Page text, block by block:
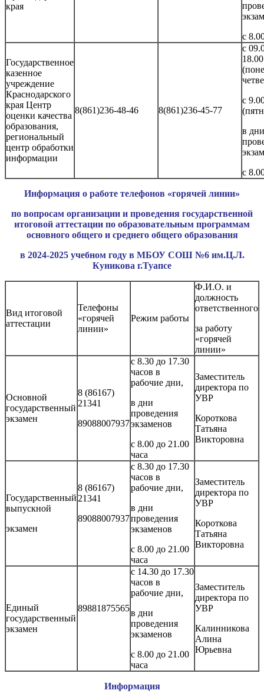
края
с
Государственное
казенное
учреждение
Краснодарского
края Центр
оценки качества
образования,
региональный
центр обработки
информации
8(861)236-48-46 8(861)236-45-77
с
с
в дни
с
Информация о работе телефонов «горячей линии»
по вопросам организации и проведения государственной
итоговой аттестации по образовательным программам
основного общего и среднего общего образования
в 2024-2025 учебном году в МБОУ СОШ №6 им.Ц.Л.
Куникова г.Туапсе
Вид итоговой
аттестации
Телефоны
«горячей
линии»
Режим работы
Ф.И.О. и
должность
ответственного
за работу
«горячей
линии»
Основной
государственный
экзамен
8 (86167)
21341
89088007937
с 8.30 до 17.30
часов в
рабочие дни,
в дни
проведения
экзаменов
с 8.00 до 21.00
часа
Заместитель
директора по
УВР
Короткова
Татьяна
Викторовна
Государственный
выпускной
экзамен
8 (86167)
21341
89088007937
с 8.30 до 17.30
часов в
рабочие дни,
в дни
проведения
экзаменов
с 8.00 до 21.00
часа
Заместитель
директора по
УВР
Короткова
Татьяна
Викторовна
Единый
государственный
экзамен
89881875565
с 14.30 до 17.30
часов в
рабочие дни,
в дни
проведения
экзаменов
с 8.00 до 21.00
часа
Заместитель
директора по
УВР
Калинникова
Алина
Юрьевна
Информация